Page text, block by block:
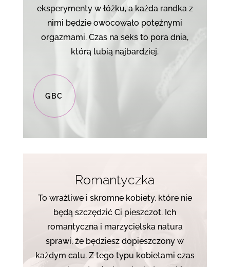
eksperymenty w łóżku, a każda randka z
nimi będzie owocowało potężnymi
orgazmami. Czas na seks to pora dnia,
którą lubią najbardziej.
GBC
Romantyczka
To wrażliwe i skromne kobiety, które nie
będą szczędzić Ci pieszczot. Ich
romantyczna i marzycielska natura
sprawi, że będziesz dopieszczony w
każdym calu. Z tego typu kobietami czas